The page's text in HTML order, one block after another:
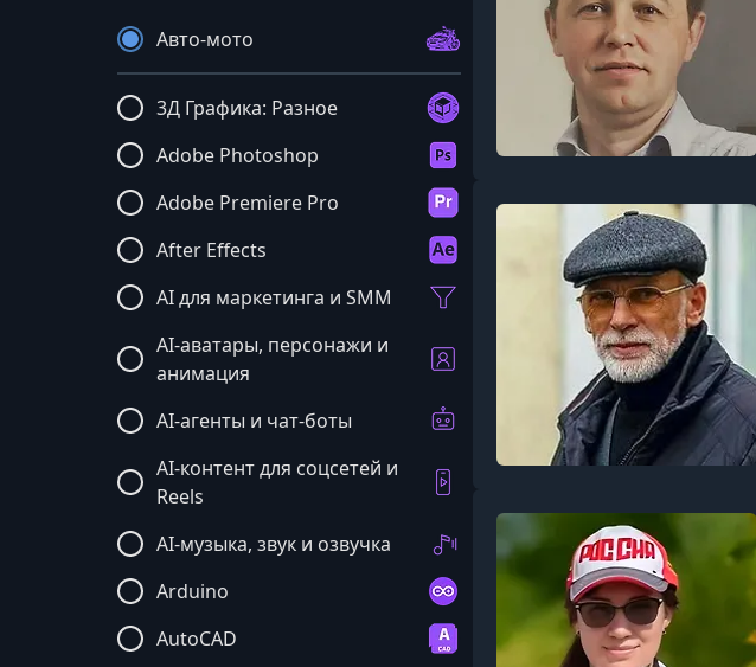
Авто-мото
3Д Графика: Разное
Adobe Photoshop
Adobe Premiere Pro
After Effects
AI для маркетинга и SMM
AI-аватары, персонажи и
анимация
AI-агенты и чат-боты
AI-контент для соцсетей и
Reels
AI-музыка, звук и озвучка
Arduino
AutoCAD